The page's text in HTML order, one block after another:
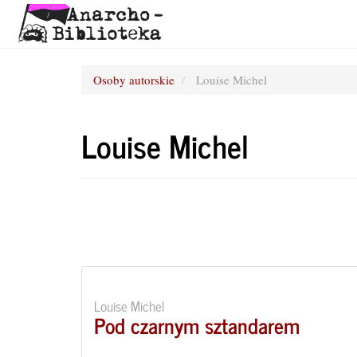
Osoby autorskie Louise Michel
Louise Michel
Louise Michel
Pod czarnym sztandarem